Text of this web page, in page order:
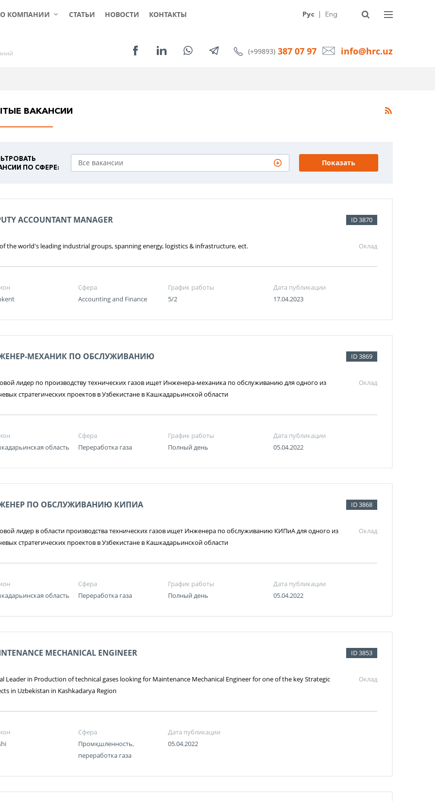
О КОМПАНИИ СТАТЬИ НОВОСТИ КОНТАКТЫ Рус | Eng
ний (+99893) 387 07 97 info@hrc.uz
ВАКАНСИИ
ПО СФЕРЕ:
Показать
ACCOUNTANT MANAGER ID 3870
the world's leading industrial groups, spanning energy, logistics & infrastructure, ect. Оклад
Сфера График работы
Дата публикации
Accounting and Finance 5/2 17.04.2023
МЕХАНИК ПО ОБСЛУЖИВАНИЮ ID 3869
лидер по производству технических газов ищет Инженера-механика по обслуживанию для одного из
стратегических проектов в Узбекистане в Кашкадарьинской области
Оклад
Сфера График работы
Дата публикации
область
Переработка газа Полный день 05.04.2022
ПО ОБСЛУЖИВАНИЮ КИПИА ID 3868
лидер в области производства технических газов ищет Инженера по обслуживанию КИПиА для одного из
стратегических проектов в Узбекистане в Кашкадарьинской области
Оклад
Сфера График работы
Дата публикации
область
Переработка газа Полный день 05.04.2022
MECHANICAL ENGINEER ID 3853
Leader in Production of technical gases looking for Maintenance Mechanical Engineer for one of the key Strategic
in Uzbekistan in Kashkadarya Region
Оклад
Сфера
Дата публикации
Промқшленность,
переработка газа
05.04.2022